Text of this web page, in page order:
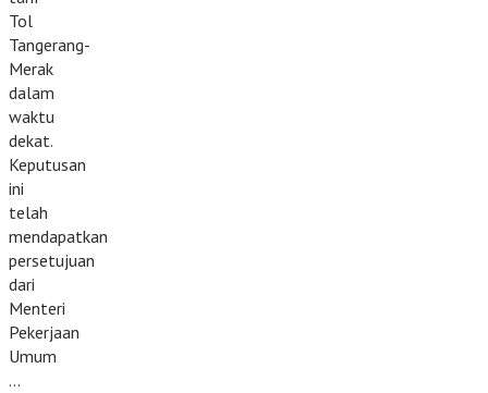
Tol
Tangerang-
Merak
dalam
waktu
dekat.
Keputusan
ini
telah
mendapatkan
persetujuan
dari
Menteri
Pekerjaan
Umum
…